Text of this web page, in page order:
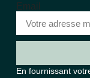
Email
En fournissant